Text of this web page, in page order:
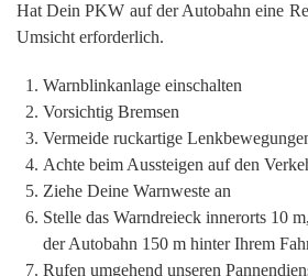
Hat Dein PKW auf der Autobahn eine
Umsicht erforderlich.
Warnblinkanlage einschalten
Vorsichtig Bremsen
Vermeide ruckartige
Achte beim Aussteigen auf den
Ziehe Deine Warnweste an
Stelle das Warndreieck innerorts 10
der Autobahn 150 m hinter Ihrem
Rufen umgehend unseren